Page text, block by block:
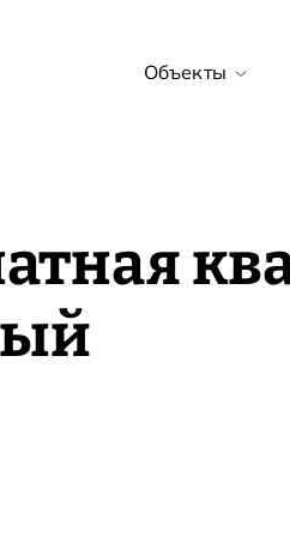
Объекты